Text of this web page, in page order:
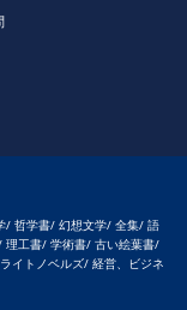
/ 哲学書/ 幻想文学/ 全集/ 語
工書/ 学術書/ 古い絵葉書/
イトノベルズ/ 経営、ビジネ